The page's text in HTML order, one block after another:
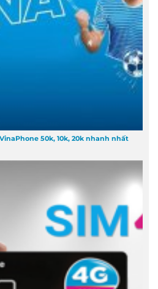
50k, 10k, 20k nhanh nhất